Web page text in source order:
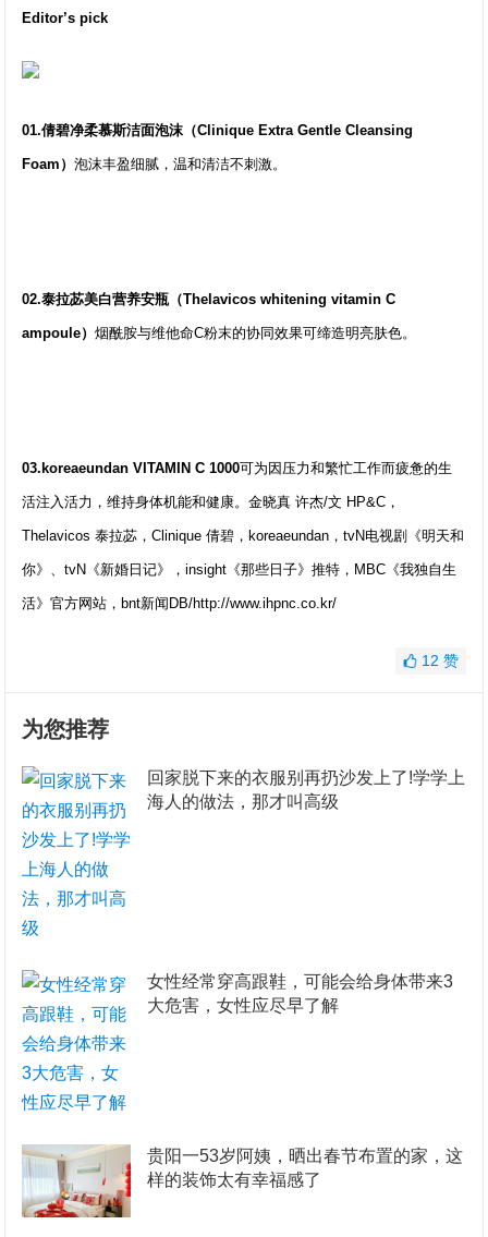
Editor’s pick
01.倩碧净柔慕斯洁面泡沫（Clinique Extra Gentle Cleansing
Foam）泡沫丰盈细腻，温和清洁不刺激。
02.泰拉苾美白营养安瓶（Thelavicos whitening vitamin C
ampoule）烟酰胺与维他命C粉末的协同效果可缔造明亮肤色。
03.koreaeundan VITAMIN C 1000可为因压力和繁忙工作而疲惫的生
活注入活力，维持身体机能和健康。金晓真 许杰/文 HP&C，
Thelavicos 泰拉苾，Clinique 倩碧，koreaeundan，tvN电视剧《明天和
你》、tvN《新婚日记》，insight《那些日子》推特，MBC《我独自生
活》官方网站，bnt新闻DB/http://www.ihpnc.co.kr/
12 赞
为您推荐
回家脱下来的衣服别再扔沙发上了!学学上
海人的做法，那才叫高级
女性经常穿高跟鞋，可能会给身体带来3
大危害，女性应尽早了解
贵阳一53岁阿姨，晒出春节布置的家，这
样的装饰太有幸福感了